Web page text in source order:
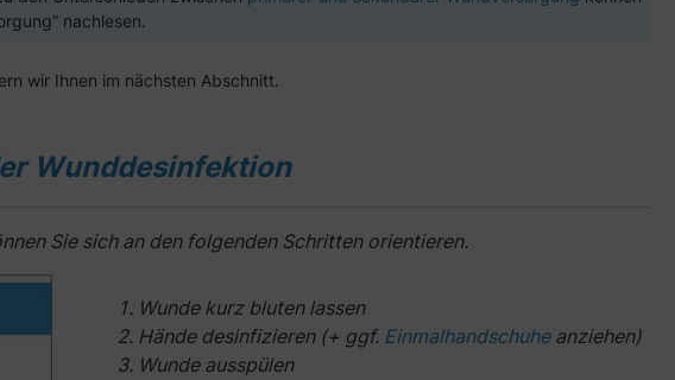
nachlesen.
wir Ihnen im nächsten Abschnitt.
Wunddesinfektion
Sie sich an den folgenden Schritten orientieren.
Wunde kurz bluten lassen
Hände desinfizieren (+ ggf. Einmalhandschuheanziehen)
Wunde ausspülen